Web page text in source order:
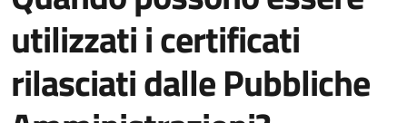
utilizzati i certificati
rilasciati dalle Pubbliche